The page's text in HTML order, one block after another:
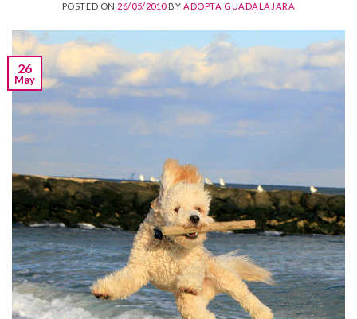
POSTED ON 26/05/2010BYADOPTA GUADALAJARA
26
May